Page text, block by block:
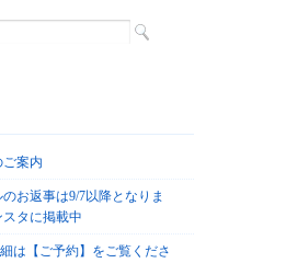
ご案内
お返事は9/7以降となりま
タに掲載中
は【ご予約】をご覧くださ